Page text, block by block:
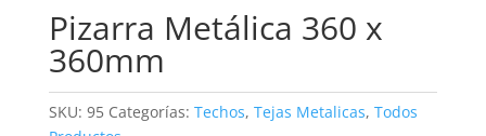
Pizarra Metálica 360 x
360mm
SKU: 95 Categorías: Techos, Tejas Metalicas, Todos